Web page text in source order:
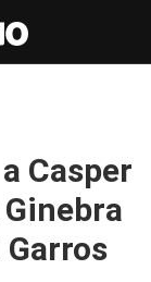
Casper